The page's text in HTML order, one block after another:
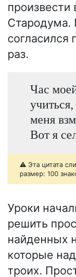
произвести
Стародума.
согласился
раз.
Час
меня
Вот я
⚠️ Эта цитата
размер: 100
Уроки
решить
найденных
которые
троих.